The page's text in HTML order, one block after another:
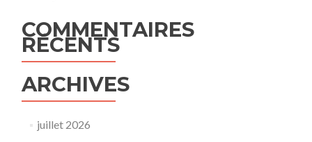
COMMENTAIRES
RÉCENTS
ARCHIVES
juillet 2026